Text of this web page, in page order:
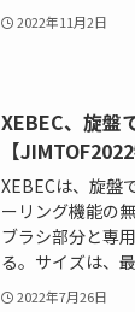
2022年11月2日
XEBEC、旋盤
【JIMTOF2022
XEBECは、旋盤
ーリング機能の
ブラシ部分と専
る。サイズは、
2022年7月26日